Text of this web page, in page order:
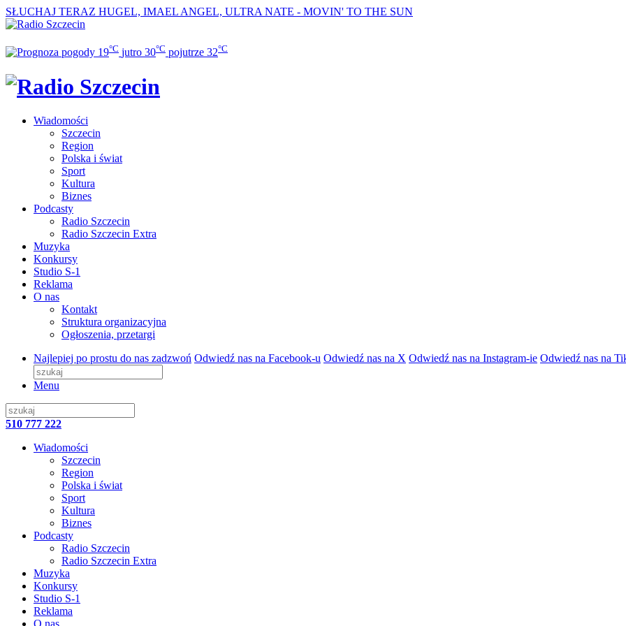
SŁUCHAJ TERAZ HUGEL, IMAEL ANGEL, ULTRA NATE - MOVIN' TO THE SUN
19°C jutro 30°C pojutrze 32°C
Wiadomości
Szczecin
Region
Polska i świat
Sport
Kultura
Biznes
Podcasty
Radio Szczecin
Radio Szczecin Extra
Muzyka
Konkursy
Studio S-1
Reklama
O nas
Kontakt
Struktura organizacyjna
Ogłoszenia, przetargi
Najlepiej po prostu do nas zadzwoń Odwiedź nas na Facebook-u Odwiedź nas na X Odwiedź nas na Instagram-ie Odwiedź nas na
Menu
510 777 222
Wiadomości
Szczecin
Region
Polska i świat
Sport
Kultura
Biznes
Podcasty
Radio Szczecin
Radio Szczecin Extra
Muzyka
Konkursy
Studio S-1
Reklama